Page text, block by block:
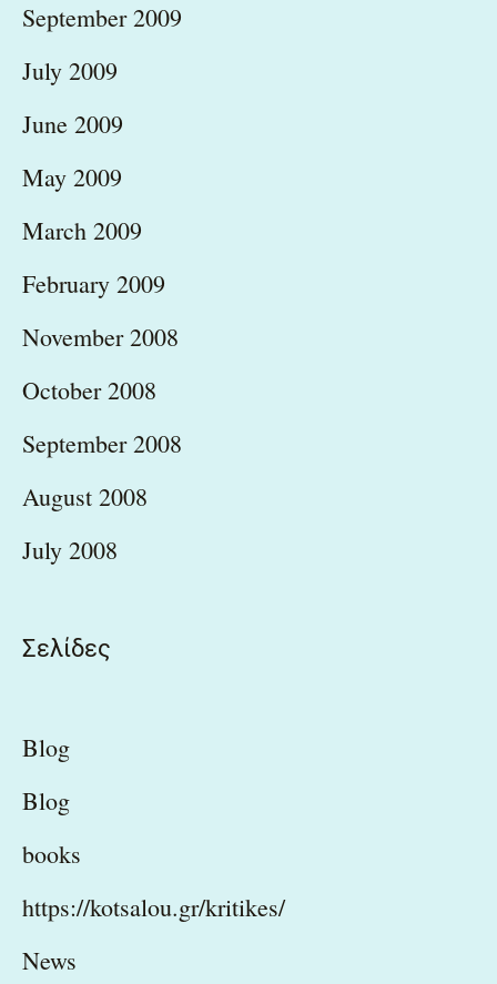
September 2009
July 2009
June 2009
May 2009
March 2009
February 2009
November 2008
October 2008
September 2008
August 2008
July 2008
Σελίδες
Blog
Blog
books
https://kotsalou.gr/kritikes/
News